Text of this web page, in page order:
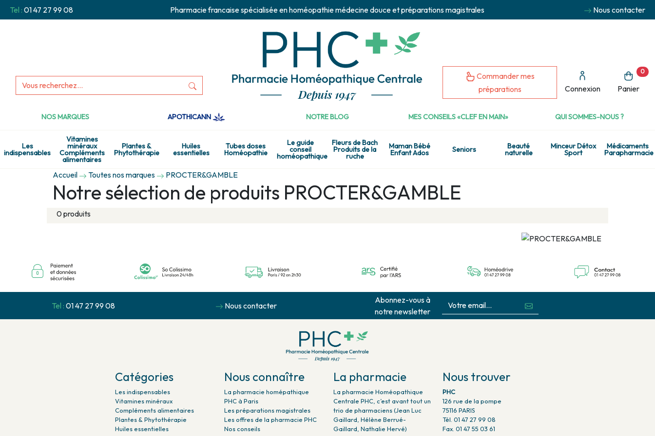
Tel : 01 47 27 99 08 Pharmacie francaise spécialisée en homéopathie médecine douce et préparations magistrales Nous contacter
Commander mes
préparations
Connexion Panier
0
NOS MARQUES APOTHICANN NOTRE BLOG MES CONSEILS «CLEF EN MAIN» QUI SOMMES-NOUS ?
Les
indispensables
Vitamines
minéraux
Compléments
alimentaires
Plantes &
Phytothérapie
Huiles
essentielles
Tubes doses
Homéopathie
Le guide
conseil
homéopathique
Fleurs de Bach
Produits de la
ruche
Maman Bébé
Enfant Ados Seniors Beauté
naturelle
Minceur Détox
Sport
Médicaments
Parapharmacie
Accueil Toutes nos marques PROCTER&GAMBLE
Notre sélection de produits PROCTER&GAMBLE
0 produits
Tel : 01 47 27 99 08 Nous contacter
Abonnez-vous à
notre newsletter
Catégories
Les indispensables
Vitamines minéraux
Compléments alimentaires
Plantes & Phytothérapie
Huiles essentielles
Nous connaître
La pharmacie homépathique
PHC à Paris
Les préparations magistrales
Les offres de la pharmacie PHC
Nos conseils
La pharmacie
La pharmacie Homéopathique
Centrale PHC, c’est avant tout un
trio de pharmaciens (Jean Luc
Gaillard, Hélène Berrué-
Gaillard, Nathalie Hervé)
Nous trouver
PHC
126 rue de la pompe
75116 PARIS
Tél. 01 47 27 99 08
Fax. 01 47 55 03 61